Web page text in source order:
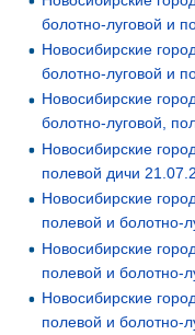
болотно-луговой и
Новосибирские
болотно-луговой и
Новосибирские
болотно-луговой,
Новосибирские
полевой дичи
Новосибирские
полевой и болотно-
Новосибирские
полевой и болотно-
Новосибирские
полевой и болотно-